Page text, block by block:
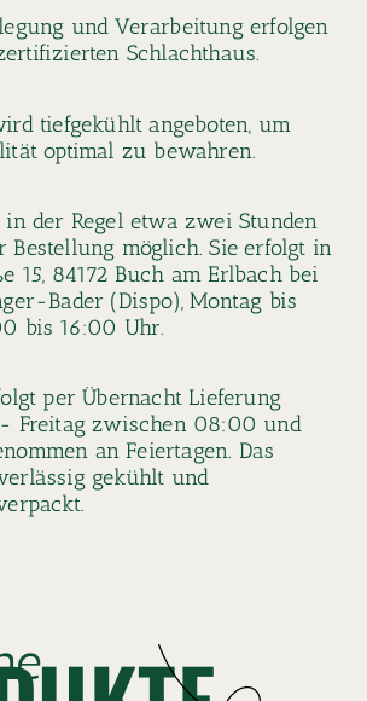
und Verarbeitung erfolgen
Schlachthaus.
tiefgekühlt angeboten, um
optimal zu bewahren.
der Regel etwa zwei Stunden
Bestellung möglich. Sie erfolgt in
15, 84172 Buch am Erlbach bei
Bader (Dispo), Montag bis
bis 16:00 Uhr.
per Übernacht Lieferung
Freitag zwischen 08:00 und
an Feiertagen. Das
gekühlt und